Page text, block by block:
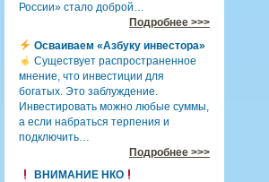
России» стало доброй…
Подробнее >>>
Осваиваем «Азбуку инвестора»
Существует распространенное
мнение, что инвестиции для
богатых. Это заблуждение.
Инвестировать можно любые суммы,
а если набраться терпения и
подключить…
Подробнее >>>
ВНИМАНИЕ НКО